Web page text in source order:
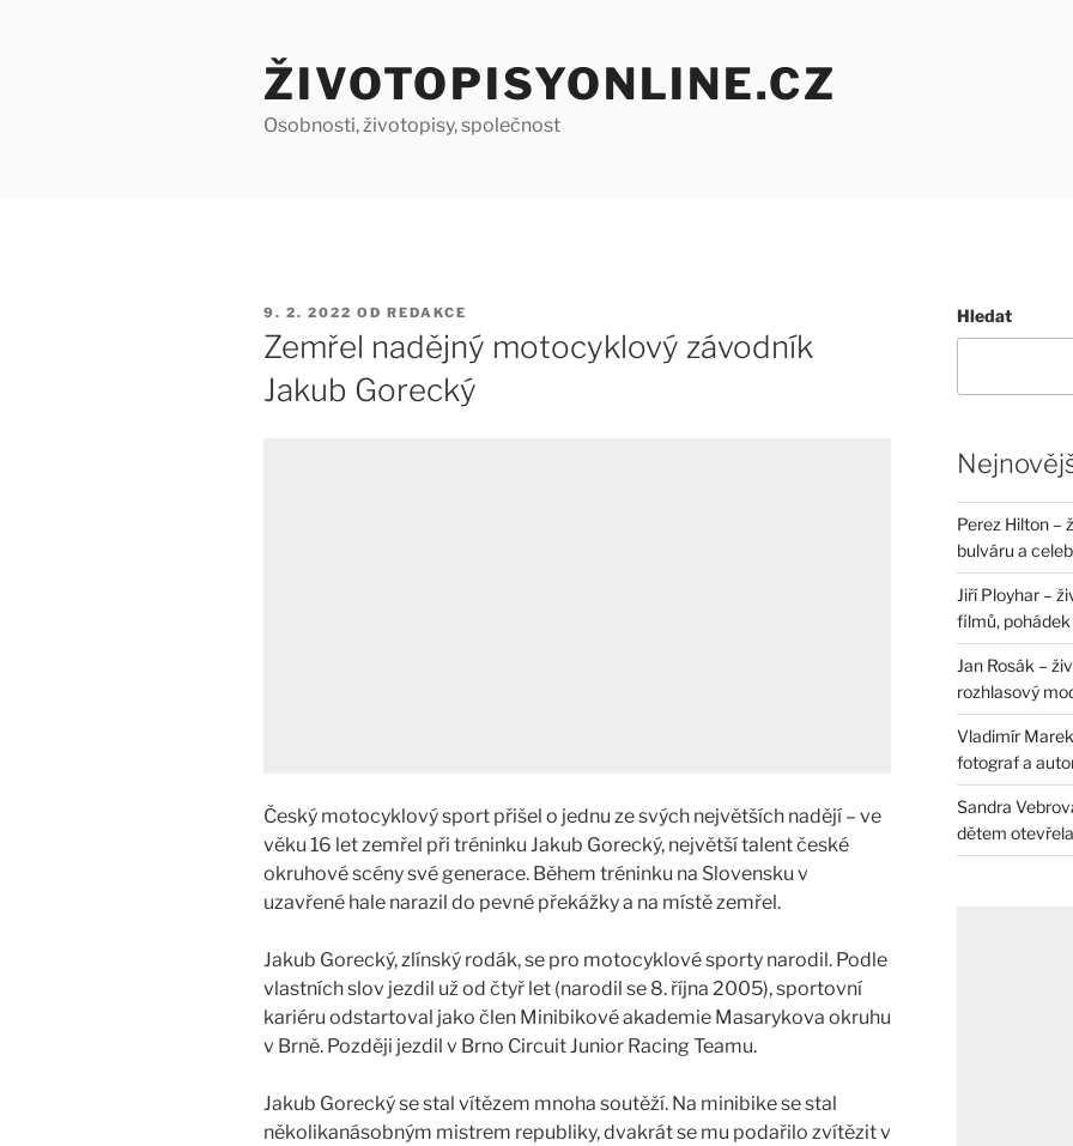
ŽIVOTOPISYONLINE.CZ
Osobnosti, životopisy, společnost
PUBLIKOVÁNO
9. 2. 2022 OD REDAKCE
Zemřel nadějný motocyklový závodník
Jakub Gorecký
Český motocyklový sport přišel o jednu ze svých největších nadějí – ve
věku 16 let zemřel při tréninku Jakub Gorecký, největší talent české
okruhové scény své generace. Během tréninku na Slovensku v
uzavřené hale narazil do pevné překážky a na místě zemřel.
Jakub Gorecký, zlínský rodák, se pro motocyklové sporty narodil. Podle
vlastních slov jezdil už od čtyř let (narodil se 8. října 2005), sportovní
kariéru odstartoval jako člen Minibikové akademie Masarykova okruhu
v Brně. Později jezdil v Brno Circuit Junior Racing Teamu.
Jakub Gorecký se stal vítězem mnoha soutěží. Na minibike se stal
několikanásobným mistrem republiky, dvakrát se mu podařilo zvítězit v
Hledat
Perez Hilton –
bulváru a
Jiří Ployhar –
filmů, pohádek
Jan Rosák –
rozhlasový
Vladimír
fotograf a
Sandra
dětem